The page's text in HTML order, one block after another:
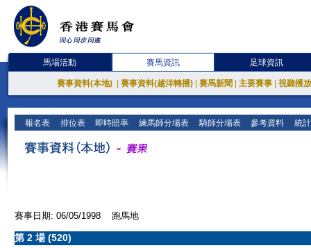
馬場活動 賽馬資訊 足球資訊
賽事資料(本地) 賽事資料(越洋轉播) 賽馬新聞 主要賽事 視聽播
報名表 排位表 即時賠率 練馬師分場表 騎師分場表 參考資料 統
賽事日期: 06/05/1998 跑馬地
第 2 場 (520)